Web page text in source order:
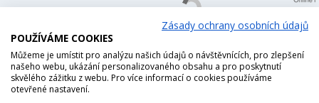
Zásady ochrany osobních údajů
POUŽÍVÁME COOKIES
Můžeme je umístit pro analýzu našich údajů o návštěvnících, pro zlepšení
našeho webu, ukázání personalizovaného obsahu a pro poskytnutí
skvělého zážitku z webu. Pro více informací o cookies používáme
otevřené nastavení.